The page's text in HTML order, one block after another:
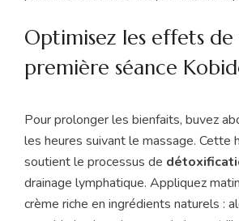
Optimisez les effets
première séance
Pour prolonger les bienfaits, buvez
les heures suivant le massage. Cette
soutient le processus de
drainage lymphatique. Appliquez
crème riche en ingrédients naturels :